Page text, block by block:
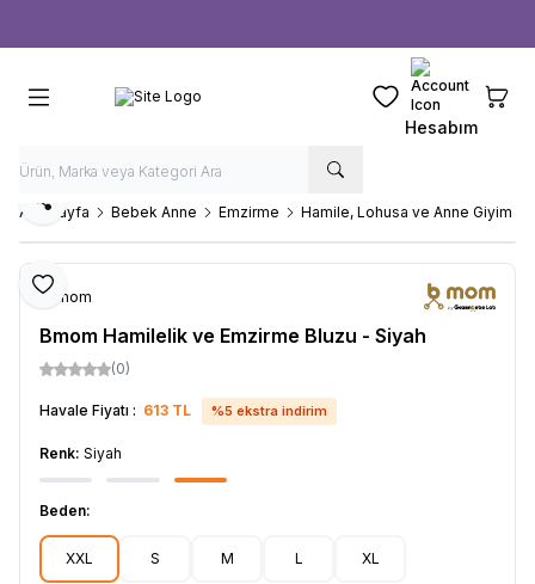
Favorilerim
Hesabım
Ana Sayfa Bebek Anne Emzirme Hamile, Lohusa ve Anne Giyim
Favoriye Ekle
Paylaş
b-mom
Bmom Hamilelik ve Emzirme Bluzu - Siyah
(0)
Havale Fiyatı : 613 TL %5 ekstra indirim
Renk: Siyah
Beden:
XXL S M L XL